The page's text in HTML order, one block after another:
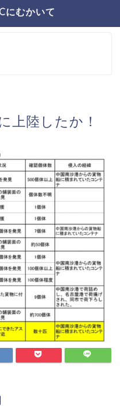
にむかいて
上陸したか！